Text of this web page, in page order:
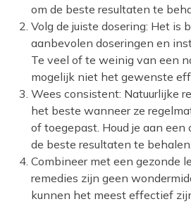
om de beste resultaten te
Volg de juiste dosering: Het is
aanbevolen doseringen en
Te veel of te weinig van een
mogelijk niet het gewenste
Wees consistent: Natuurlijke
het beste wanneer ze
of toegepast. Houd je aan
de beste resultaten te behalen.
Combineer met een gezonde
remedies zijn geen
kunnen het meest effectief